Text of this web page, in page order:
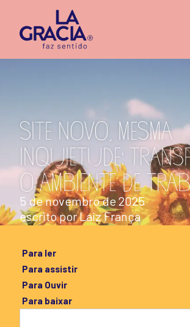
SITE NOVO, MESMA
INQUIETUDE:
O AMBIENTE DE
5 de novembro de 2025
escrito porLaiz França
Para ler
Para assistir
Para Ouvir
Para baixar